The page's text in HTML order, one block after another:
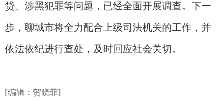
贷、涉黑犯罪等问题，已经全面开展调查。下一
步，聊城市将全力配合上级司法机关的工作，并
依法依纪进行查处，及时回应社会关切。
[编辑： 贺晓菲]